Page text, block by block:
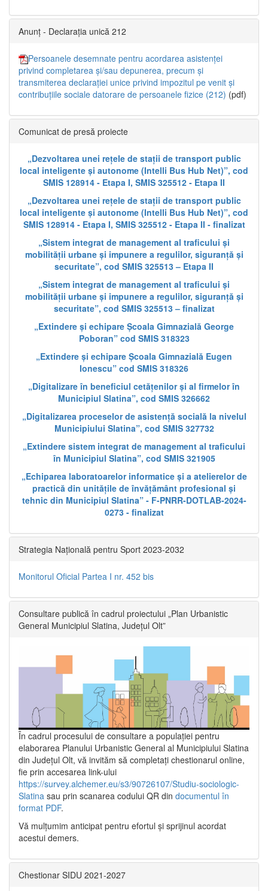
Anunț - Declarația unică 212
Persoanele desemnate pentru acordarea asistenței
privind completarea și/sau depunerea, precum și
transmiterea declarației unice privind impozitul pe venit și
contribuțiile sociale datorare de persoanele fizice (212) (pdf)
Comunicat de presă proiecte
„Dezvoltarea unei rețele de stații de transport public
local inteligente și autonome (Intelli Bus Hub Net)”, cod
SMIS 128914 - Etapa I, SMIS 325512 - Etapa II
„Dezvoltarea unei rețele de stații de transport public
local inteligente și autonome (Intelli Bus Hub Net)”, cod
SMIS 128914 - Etapa I, SMIS 325512 - Etapa II - finalizat
„Sistem integrat de management al traficului și
mobilității urbane și impunere a regulilor, siguranță și
securitate”, cod SMIS 325513 – Etapa II
„Sistem integrat de management al traficului și
mobilității urbane și impunere a regulilor, siguranță și
securitate”, cod SMIS 325513 – finalizat
„Extindere și echipare Școala Gimnazială George
Poboran” cod SMIS 318323
„Extindere și echipare Școala Gimnazială Eugen
Ionescu” cod SMIS 318326
„Digitalizare în beneficiul cetățenilor și al firmelor în
Municipiul Slatina”, cod SMIS 326662
„Digitalizarea proceselor de asistență socială la nivelul
Municipiului Slatina”, cod SMIS 327732
„Extindere sistem integrat de management al traficului
în Municipiul Slatina”, cod SMIS 321905
„Echiparea laboratoarelor informatice și a atelierelor de
practică din unitățile de învățământ profesional și
tehnic din Municipiul Slatina” - F-PNRR-DOTLAB-2024-
0273 - finalizat
Strategia Națională pentru Sport 2023-2032
Monitorul Oficial Partea I nr. 452 bis
Consultare publică în cadrul proiectului „Plan Urbanistic
General Municipiul Slatina, Județul Olt”
În cadrul procesului de consultare a populaţiei pentru
elaborarea Planului Urbanistic General al Municipiului Slatina
din Județul Olt, vă invităm să completați chestionarul online,
fie prin accesarea link-ului
https://survey.alchemer.eu/s3/90726107/Studiu-sociologic-
Slatina sau prin scanarea codului QR din documentul în
format PDF.
Vă mulţumim anticipat pentru efortul şi sprijinul acordat
acestui demers.
Chestionar SIDU 2021-2027